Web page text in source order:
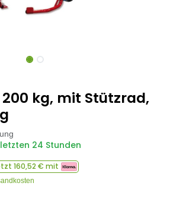
kg, mit Stützrad,
24 Stunden
160,52 € mit